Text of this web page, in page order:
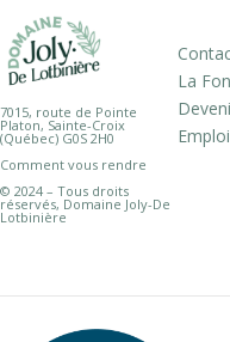
7015, route de Pointe
Platon, Sainte-Croix
(Québec) G0S 2H0
Comment vous rendre
© 2024 – Tous droits
réservés, Domaine Joly-De
Lotbinière
La